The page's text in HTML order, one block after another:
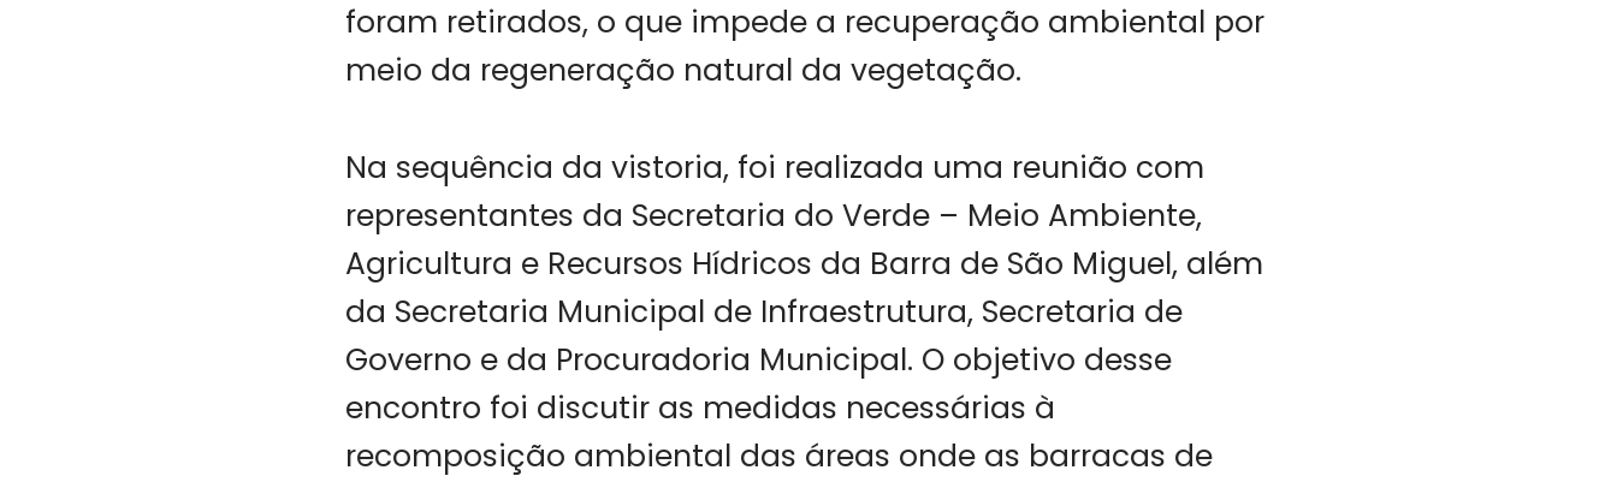
foram retirados, o que impede a recuperação ambiental por
meio da regeneração natural da vegetação.
Na sequência da vistoria, foi realizada uma reunião com
representantes da Secretaria do Verde – Meio Ambiente,
Agricultura e Recursos Hídricos da Barra de São Miguel, além
da Secretaria Municipal de Infraestrutura, Secretaria de
Governo e da Procuradoria Municipal. O objetivo desse
encontro foi discutir as medidas necessárias à
recomposição ambiental das áreas onde as barracas de